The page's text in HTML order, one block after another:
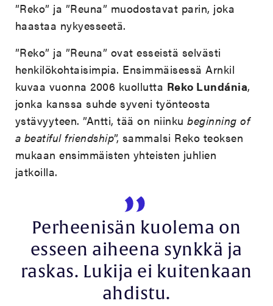
”Reko” ja ”Reuna” muodostavat parin, joka
haastaa nykyesseetä.
”Reko” ja ”Reuna” ovat esseistä selvästi
henkilökohtaisimpia. Ensimmäisessä Arnkil
kuvaa vuonna 2006 kuollutta Reko Lundánia,
jonka kanssa suhde syveni työnteosta
ystävyyteen. ”Antti, tää on niinkubeginning of
a beatiful friendship”, sammalsi Reko teoksen
mukaan ensimmäisten yhteisten juhlien
jatkoilla.
Perheenisän kuolema on
esseen aiheena synkkä ja
raskas. Lukija ei kuitenkaan
ahdistu.